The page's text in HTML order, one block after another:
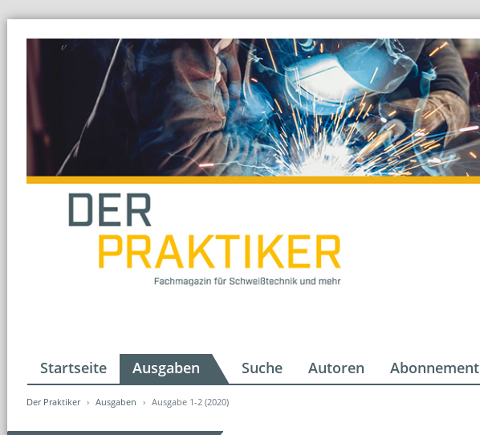
Startseite Ausgaben Suche Autoren Abonnement
Der Praktiker Ausgaben Ausgabe 1-2 (2020)